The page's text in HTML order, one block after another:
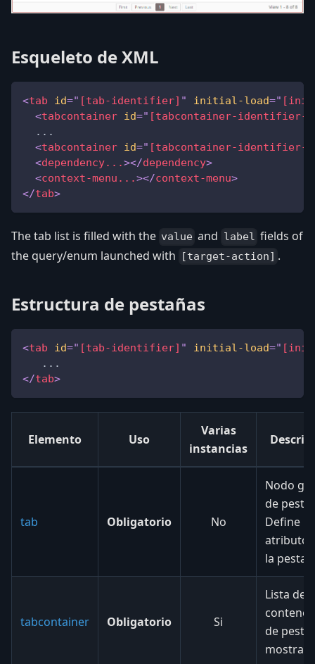
Esqueleto de XML
<tab id=" [tab-identifier] " initial-load="
<tabcontainer id=" [tabcontainer-identifier-
  ...
<tabcontainer id=" [tabcontainer-identifier-
<dependency...></dependency>
<context-menu...></context-menu>
</tab>
The tab list is filled with the value and label fields of
the query/enum launched with
[target-action] .
Estructura de pestañas
<tab id=" [tab-identifier] " initial-load="
   ...
</tab>
Elemento Uso
Varias
instancias
tab Obligatorio No
Nodo
de
Define
la
tabcontainer Obligatorio Si
Lista de
de
mostrar